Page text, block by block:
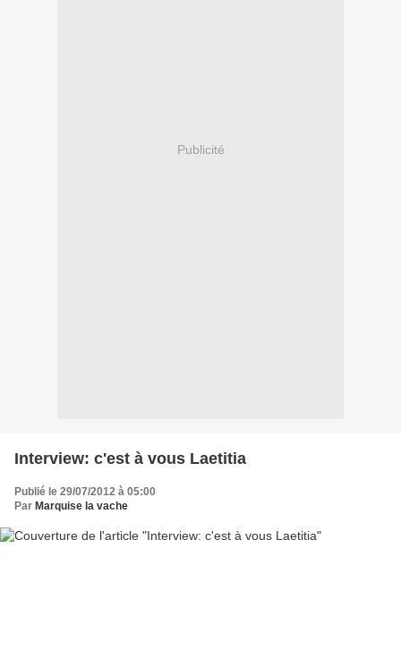
Publicité
Interview: c'est à vous Laetitia
Publié le 29/07/2012 à 05:00
Par Marquise la vache